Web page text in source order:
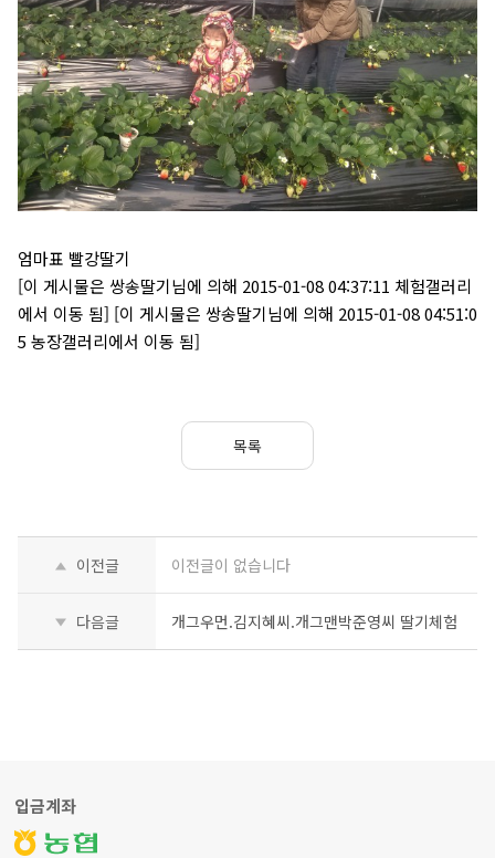
엄마표 빨강딸기
[이 게시물은 쌍송딸기님에 의해 2015-01-08 04:37:11 체험갤러리
에서 이동 됨] [이 게시물은 쌍송딸기님에 의해 2015-01-08 04:51:0
5 농장갤러리에서 이동 됨]
목록
이전글 이전글이 없습니다
다음글 개그우먼.김지혜씨.개그맨박준영씨 딸기체험
입금계좌